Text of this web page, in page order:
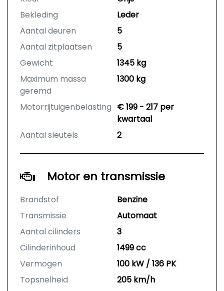
Bekleding
Leder
Aantal deuren
5
Aantal zitplaatsen
5
Gewicht
1345 kg
Maximum massa
geremd
1300 kg
Motorrijtuigenbelasting € 199 - 217 per
kwartaal
Aantal sleutels
2
Motor en transmissie
Brandstof
Benzine
Transmissie
Automaat
Aantal cilinders
3
Cilinderinhoud
1499 cc
Vermogen
100 kW / 136 PK
Topsnelheid
205 km/h